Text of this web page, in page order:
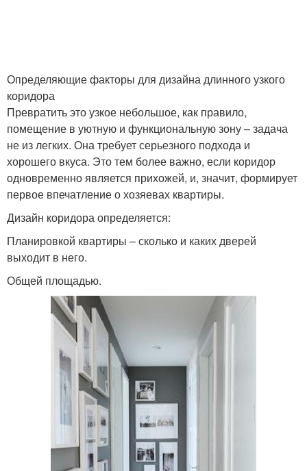
Определяющие факторы для дизайна длинного узкого
коридора
Превратить это узкое небольшое, как правило,
помещение в уютную и функциональную зону – задача
не из легких. Она требует серьезного подхода и
хорошего вкуса. Это тем более важно, если коридор
одновременно является прихожей, и, значит, формирует
первое впечатление о хозяевах квартиры.
Дизайн коридора определяется:
Планировкой квартиры – сколько и каких дверей
выходит в него.
Общей площадью.